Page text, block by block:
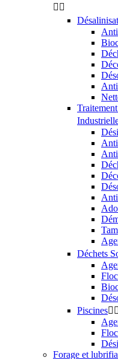
 
Déchets
Piscines 
Forage et